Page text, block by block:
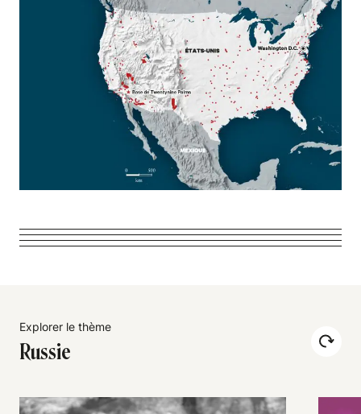
Explorer le thème
Russie